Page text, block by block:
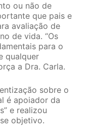
ou não de
que pais e
avaliação de
de vida. “Os
para o
qualquer
a Dra. Carla.
sobre o
é apoiador da
e realizou
objetivo.